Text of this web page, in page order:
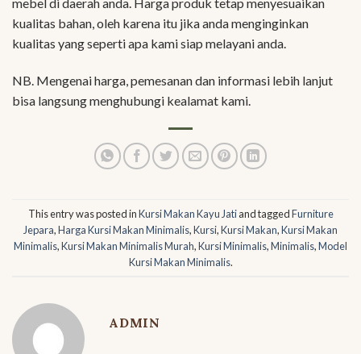
mebel di daerah anda. Harga produk tetap menyesuaikan
kualitas bahan, oleh karena itu jika anda menginginkan
kualitas yang seperti apa kami siap melayani anda.
NB. Mengenai harga, pemesanan dan informasi lebih lanjut
bisa langsung menghubungi kealamat kami.
This entry was posted inKursi Makan Kayu Jatiand taggedFurniture
Jepara,Harga Kursi Makan Minimalis,Kursi,Kursi Makan,Kursi Makan
Minimalis,Kursi Makan Minimalis Murah,Kursi Minimalis,Minimalis,Model
Kursi Makan Minimalis.
ADMIN